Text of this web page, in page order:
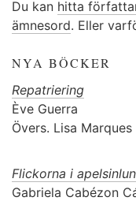
Du kan hitta
ämnesord. Eller
NYA BÖCKER
Repatriering
Ève Guerra
Övers. Lisa
Flickorna i
Gabriela Cabézon